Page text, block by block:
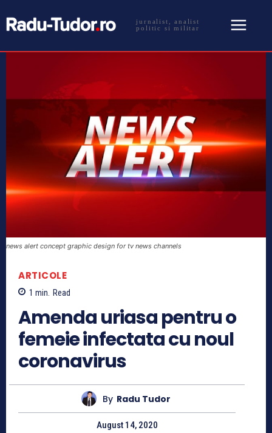
jurnalist, analist
politic si militar
news alert concept graphic design for tv news channels
ARTICOLE
1 min. Read
Amenda uriasa pentru o
femeie infectata cu noul
coronavirus
By Radu Tudor
August 14, 2020